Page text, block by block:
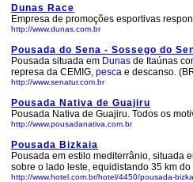
Dunas Race
Empresa de promoções esportivas
http://www.dunas.com.br
Pousada do Sena - Sossego do
Pousada situada em Dunas de Itaúnas
represa da CEMIG, pesca e descanso.
http://www.senatur.com.br
Pousada Nativa de Guajiru
Pousada Nativa de Guajiru. Todos os
http://www.pousadanativa.com.br
Pousada Bizkaia
Pousada em estilo mediterrânio, situada
sobre o lado leste, equidistando 35 km
http://www.hotel.com.br/hotel/4450/pousada-